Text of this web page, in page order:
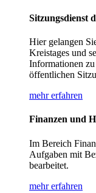
Sitzungsdienst
Hier gelangen
Kreistages und
Informationen
öffentlichen
mehr erfahren
Finanzen und
Im Bereich
Aufgaben mit
bearbeitet.
mehr erfahren